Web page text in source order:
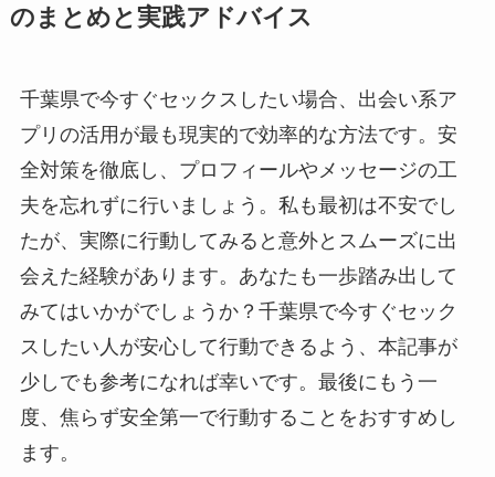
のまとめと実践アドバイス
千葉県で今すぐセックスしたい場合、出会い系ア
プリの活用が最も現実的で効率的な方法です。安
全対策を徹底し、プロフィールやメッセージの工
夫を忘れずに行いましょう。私も最初は不安でし
たが、実際に行動してみると意外とスムーズに出
会えた経験があります。あなたも一歩踏み出して
みてはいかがでしょうか？千葉県で今すぐセック
スしたい人が安心して行動できるよう、本記事が
少しでも参考になれば幸いです。最後にもう一
度、焦らず安全第一で行動することをおすすめし
ます。